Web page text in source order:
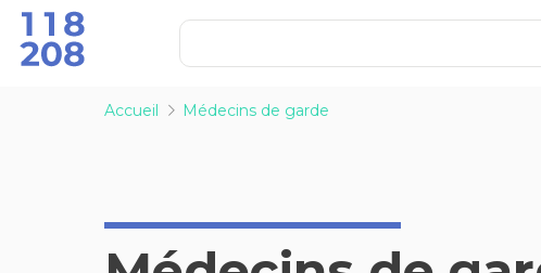
Accueil Médecins de garde